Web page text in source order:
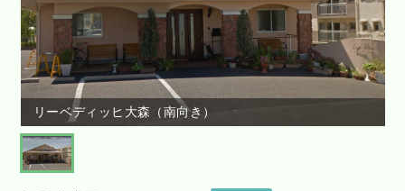
リーベディッヒ大森（南向き）